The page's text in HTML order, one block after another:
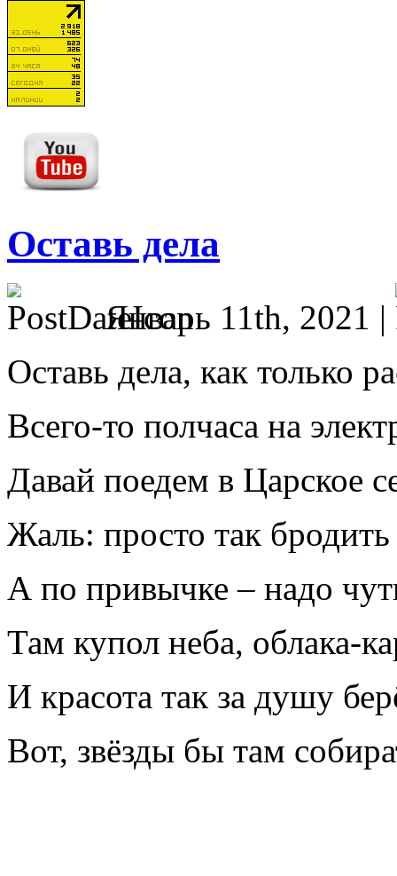
Оставь дела
Январь 11th, 2021 |
Оставь дела, как только
Вcего-то полчаса на
Давай поедем в Царское
Жаль: просто так
А по привычке – надо
Там купол неба, облака-
И красота так за душу
Вот, звёзды бы там